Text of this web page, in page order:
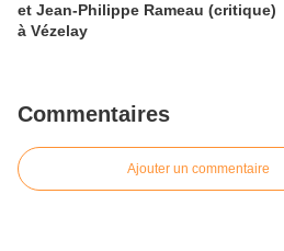
et Jean-Philippe Rameau (critique)
à Vézelay
Commentaires
Ajouter un commentaire